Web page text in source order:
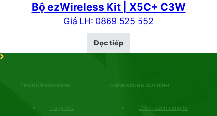
Bộ ezWireless Kit | X5C+ C3W
Giá LH: 0869 525 552
Đọc tiếp
TRỢ GIÚP MUA HÀNG
Trang chủ
CHÍNH SÁCH & QUY ĐỊNH
Chính sách riêng tư